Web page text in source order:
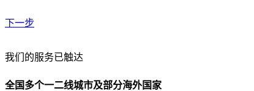
下一步
贵公司预算范围是？
我们的服务已触达
全国多个一二线城市及部分海外国家